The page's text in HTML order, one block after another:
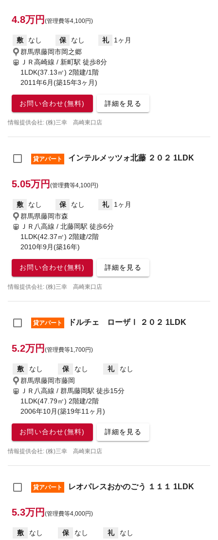
4.8万円 (管理費等4,100円)
敷 なし 保 なし 礼
1ヶ月
群馬県藤岡市岡之郷
ＪＲ高崎線 / 新町駅 徒歩8分
1LDK(37.13㎡) 2階建/1階
2011年6月(築15年3ヶ月)
お問い合わせ(無料) 詳細を見る
情報提供会社: (株)三幸 高崎東口店
貸アパート インテルメッツォ北藤 ２０２ 1LDK
5.05万円 (管理費等4,100円)
敷 なし 保 なし 礼
1ヶ月
群馬県藤岡市森
ＪＲ八高線 / 北藤岡駅 徒歩6分
1LDK(42.37㎡) 2階建/2階
2010年9月(築16年)
お問い合わせ(無料) 詳細を見る
情報提供会社: (株)三幸 高崎東口店
貸アパート ドルチェ ローザⅠ ２０２ 1LDK
5.2万円 (管理費等1,700円)
敷 なし 保 なし 礼
なし
群馬県藤岡市藤岡
ＪＲ八高線 / 群馬藤岡駅 徒歩15分
1LDK(47.79㎡) 2階建/2階
2006年10月(築19年11ヶ月)
お問い合わせ(無料) 詳細を見る
情報提供会社: (株)三幸 高崎東口店
貸アパート レオパレスおかのごう １１１ 1LDK
5.3万円 (管理費等4,000円)
敷 なし 保 なし 礼
なし